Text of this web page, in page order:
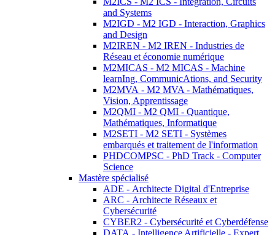
and Systems
M2IGD - M2 IGD - Interaction, Graphics
and Design
M2IREN - M2 IREN - Industries de
Réseau et économie numérique
M2MICAS - M2 MICAS - Machine
learnIng, CommunicAtions, and Security
M2MVA - M2 MVA - Mathématiques,
Vision, Apprentissage
M2QMI - M2 QMI - Quantique,
Mathématiques, Informatique
M2SETI - M2 SETI - Systèmes
embarqués et traitement de l'information
PHDCOMPSC - PhD Track - Computer
Science
Mastère spécialisé
ADE - Architecte Digital d'Entreprise
ARC - Architecte Réseaux et
Cybersécurité
CYBER2 - Cybersécurité et Cyberdéfense
DATA - Intelligence Artificielle - Expert